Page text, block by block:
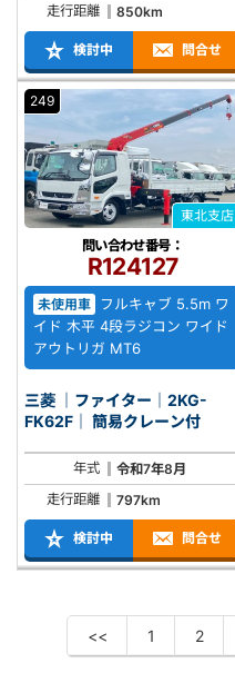
走行距離
850km
検討中 問合せ
249
東北支店
問い合わせ番号：
R124127
未使用車
フルキャブ 5.5m ワ
イド 木平 4段ラジコン ワイド
アウトリガ MT6
三菱 ｜ファイター｜2KG-
FK62F｜ 簡易クレーン付
年式
令和7年8月
走行距離
797km
検討中 問合せ
<< 1 2